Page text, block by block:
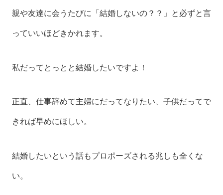
親や友達に会うたびに「結婚しないの？？」と必ずと言
っていいほどきかれます。
私だってとっとと結婚したいですよ！
正直、仕事辞めて主婦にだってなりたい、子供だってで
きれば早めにほしい。
結婚したいという話もプロポーズされる兆しも全くな
い。